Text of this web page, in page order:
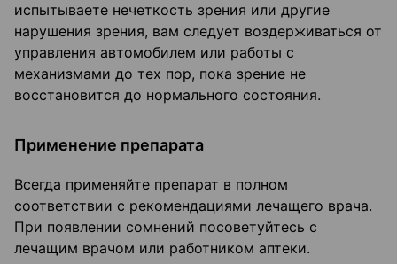
испытываете нечеткость зрения или другие
нарушения зрения, вам следует воздерживаться от
управления автомобилем или работы с
механизмами до тех пор, пока зрение не
восстановится до нормального состояния.
Применение препарата
Всегда применяйте препарат в полном
соответствии с рекомендациями лечащего врача.
При появлении сомнений посоветуйтесь с
лечащим врачом или работником аптеки.